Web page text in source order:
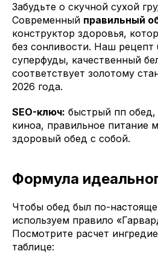
Забудьте о скучной сухой
Современный правильный
конструктор здоровья,
без сонливости. Наш рецепт
суперфуды, качественный
соответствует золотому
2026 года.
SEO-ключ: быстрый пп обед,
киноа, правильное питание
здоровый обед с собой.
Формула
Чтобы обед был по-
используем правило
Посмотрите расчет
таблице: